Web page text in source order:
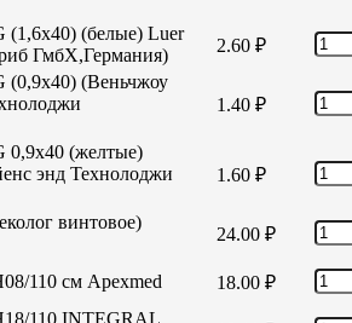
(1,6х40) (белые) Luer
ГмбХ,Германия)
2.60 ₽
(0,9х40) (Веньчжоу
1.40 ₽
0,9х40 (желтые)
энд Технолоджи
1.60 ₽
винтовое)
24.00 ₽
110 см Apexmed 18.00 ₽
110 INTEGRAL